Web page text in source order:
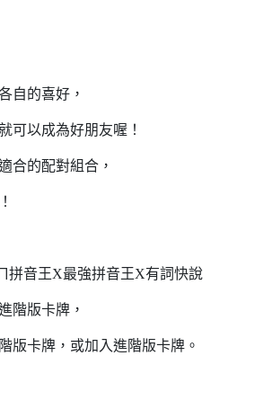
自的喜好，
可以成為好朋友喔！
合的配對組合，
拼音王X最強拼音王X有詞快說
階版卡牌，
版卡牌，或加入進階版卡牌。